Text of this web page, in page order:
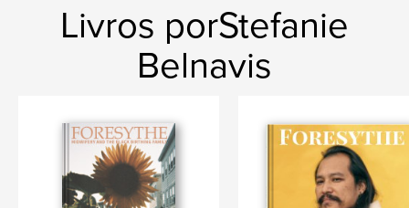
Livros porStefanie
Belnavis